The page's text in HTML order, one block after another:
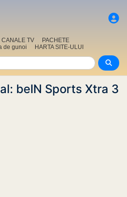
CANALE TV
PACHETE
de gunoi HARTA SITE-ULUI
beIN Sports Xtra 3